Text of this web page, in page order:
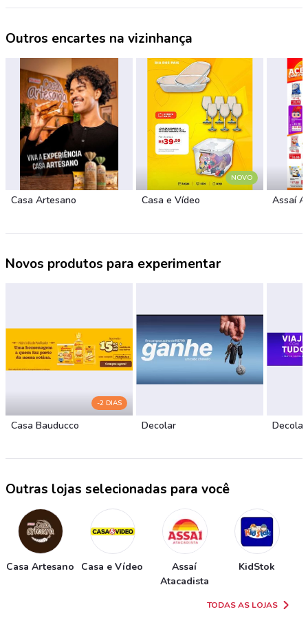
Outros encartes na vizinhança
Casa Artesano
NOVO
Casa e Vídeo Assaí
Novos produtos para experimentar
-2 DIAS
Casa Bauducco Decolar Decolar
Outras lojas selecionadas para você
Casa Artesano Casa e Vídeo
Assaí
Atacadista
KidStok
TODAS AS LOJAS